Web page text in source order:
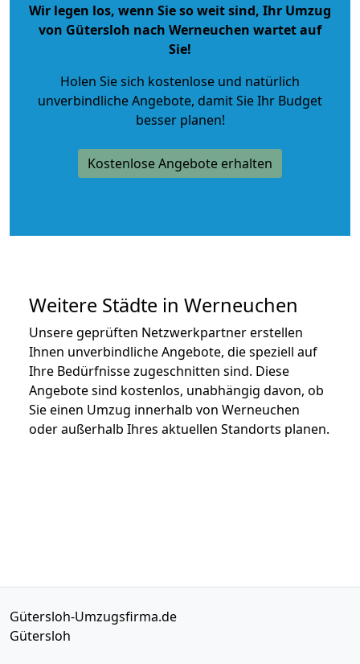
Wir legen los, wenn Sie so weit sind, Ihr Umzug
von Gütersloh nach Werneuchen wartet auf
Sie!
Holen Sie sich kostenlose und natürlich
unverbindliche Angebote, damit Sie Ihr Budget
besser planen!
Kostenlose Angebote erhalten
Weitere Städte in Werneuchen
Unsere geprüften Netzwerkpartner erstellen
Ihnen unverbindliche Angebote, die speziell auf
Ihre Bedürfnisse zugeschnitten sind. Diese
Angebote sind kostenlos, unabhängig davon, ob
Sie einen Umzug innerhalb von Werneuchen
oder außerhalb Ihres aktuellen Standorts planen.
Gütersloh-Umzugsfirma.de
Gütersloh